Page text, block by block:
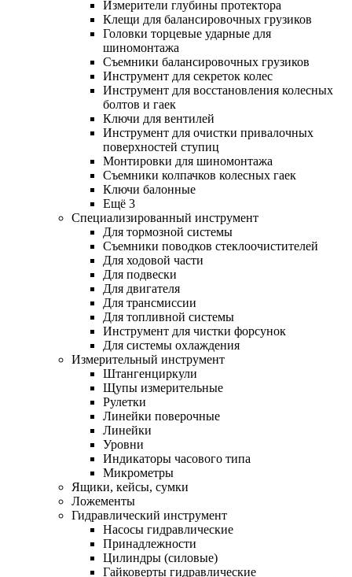
Измерители глубины протектора
Клещи для балансировочных грузиков
Головки торцевые ударные для
шиномонтажа
Съемники балансировочных грузиков
Инструмент для секреток колес
Инструмент для восстановления колесных
болтов и гаек
Ключи для вентилей
Инструмент для очистки привалочных
поверхностей ступиц
Монтировки для шиномонтажа
Съемники колпачков колесных гаек
Ключи балонные
Ещё 3
Специализированный инструмент
Для тормозной системы
Съемники поводков стеклоочистителей
Для ходовой части
Для подвески
Для двигателя
Для трансмиссии
Для топливной системы
Инструмент для чистки форсунок
Для системы охлаждения
Измерительный инструмент
Штангенциркули
Щупы измерительные
Рулетки
Линейки поверочные
Линейки
Уровни
Индикаторы часового типа
Микрометры
Ящики, кейсы, сумки
Ложементы
Гидравлический инструмент
Насосы гидравлические
Принадлежности
Цилиндры (силовые)
Гайковерты гидравлические